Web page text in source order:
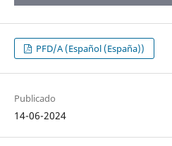
PFD/A (Español (España))
Publicado
14-06-2024